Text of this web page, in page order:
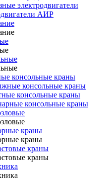
электродвигатели
АИР
консольные краны
консольные краны
консольные краны
консольные краны
краны
краны
краны
краны